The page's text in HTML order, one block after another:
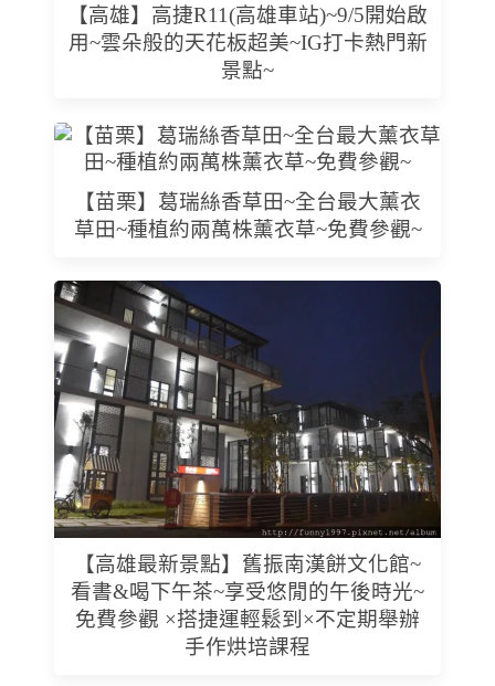
【高雄】高捷R11(高雄車站)~9/5開始啟
用~雲朵般的天花板超美~IG打卡熱門新
景點~
【苗栗】葛瑞絲香草田~全台最大薰衣
草田~種植約兩萬株薰衣草~免費參觀~
【高雄最新景點】舊振南漢餅文化館~
看書&喝下午茶~享受悠閒的午後時光~
免費參觀 ×搭捷運輕鬆到×不定期舉辦
手作烘培課程